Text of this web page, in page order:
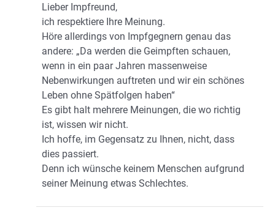
Lieber Impfreund,
ich respektiere Ihre Meinung.
Höre allerdings von Impfgegnern genau das
andere: „Da werden die Geimpften schauen,
wenn in ein paar Jahren massenweise
Nebenwirkungen auftreten und wir ein schönes
Leben ohne Spätfolgen haben“
Es gibt halt mehrere Meinungen, die wo richtig
ist, wissen wir nicht.
Ich hoffe, im Gegensatz zu Ihnen, nicht, dass
dies passiert.
Denn ich wünsche keinem Menschen aufgrund
seiner Meinung etwas Schlechtes.